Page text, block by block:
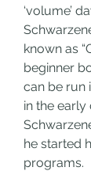
‘volume’
known as
beginner
can be run
in the early
he started
programs.